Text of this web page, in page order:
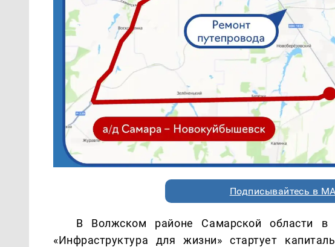
Подписывайтесь в
В Волжском районе Самарской области в
«Инфраструктура для жизни» стартует